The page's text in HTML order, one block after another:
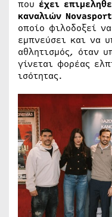
που έχει
καναλιών
οποίο φιλοδοξεί
εμπνεύσει και να
αθλητισμός, όταν
γίνεται φορέας
ισότητας.